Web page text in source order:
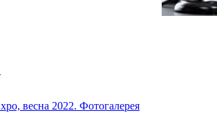
весна 2022. Фотогалерея